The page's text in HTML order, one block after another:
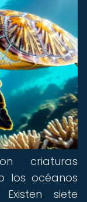
criaturas
los océanos
siete